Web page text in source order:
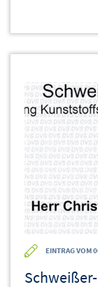
EINTRAG VOM